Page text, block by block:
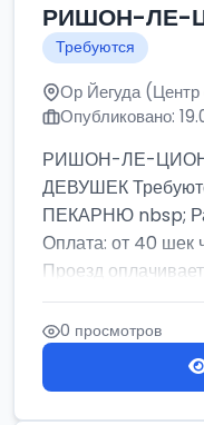
РИШОН-ЛЕ-
Требуются
Ор Йегуда (Центр
Опубликовано:
РИШОН-ЛЕ-ЦИОН
ДЕВУШЕК
ПЕКАРНЮ nbsp;
Оплата: от 40 шек
Проезд
бумага,...
0 просмотров